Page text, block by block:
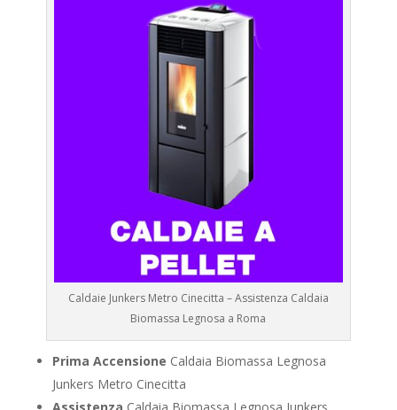
Caldaie Junkers Metro Cinecitta – Assistenza Caldaia
Biomassa Legnosa a Roma
Prima Accensione Caldaia Biomassa Legnosa
Junkers Metro Cinecitta
Assistenza Caldaia Biomassa Legnosa Junkers